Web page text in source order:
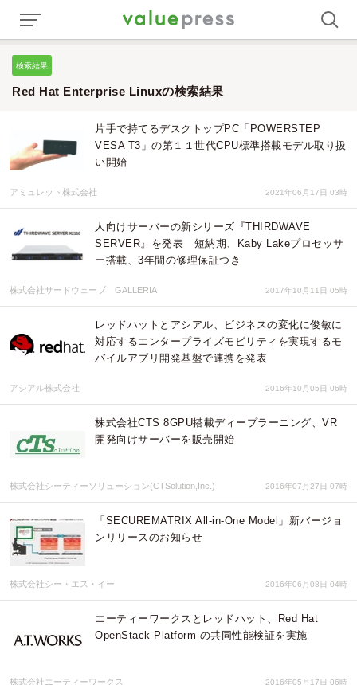
検索結果
Red Hat Enterprise Linuxの検索結果
片手で持てるデスクトップPC「POWERSTEP
VESA T3」の第１１世代CPU標準搭載モデル取り扱
い開始
アミュレット株式会社 2021年06月17日 03時
人向けサーバーの新シリーズ『THIRDWAVE
SERVER』を発表 短納期、Kaby Lakeプロセッサ
ー搭載、3年間の修理保証つき
株式会社サードウェーブ GALLERIA 2017年10月11日 05時
レッドハットとアシアル、ビジネスの変化に俊敏に
対応するエンタープライズモビリティを実現するモ
バイルアプリ開発基盤で連携を発表
アシアル株式会社 2016年10月05日 06時
株式会社CTS 8GPU搭載ディープラーニング、VR
開発向けサーバーを販売開始
株式会社シーティーソリューション(CTSolution,Inc.) 2016年07月27日 07時
「SECUREMATRIX All‐in‐One Model」新バージョ
ンリリースのお知らせ
株式会社シー・エス・イー 2016年06月08日 04時
エーティーワークスとレッドハット、Red Hat
OpenStack Platform の共同性能検証を実施
株式会社エーティーワークス 2016年05月17日 06時